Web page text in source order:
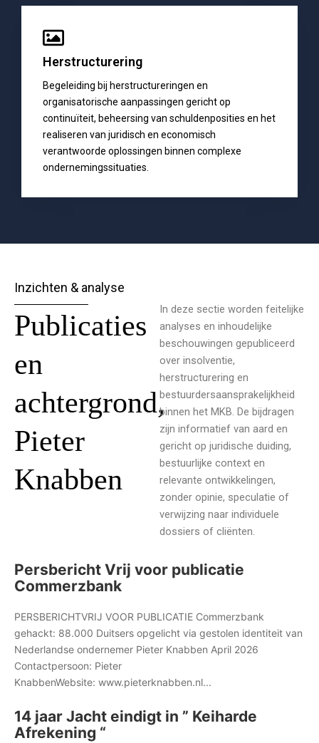
Herstructurering
Begeleiding bij herstructureringen en
organisatorische aanpassingen gericht op
continuïteit, beheersing van schuldenposities en het
realiseren van juridisch en economisch
verantwoorde oplossingen binnen complexe
ondernemingssituaties.
Inzichten & analyse
Publicaties
en
achtergrond,
Pieter
Knabben
In deze sectie worden feitelijke
analyses en inhoudelijke
beschouwingen gepubliceerd
over insolventie,
herstructurering en
bestuurdersaansprakelijkheid
binnen het MKB. De bijdragen
zijn informatief van aard en
gericht op juridische duiding,
bestuurlijke context en
relevante ontwikkelingen,
zonder opinie, speculatie of
verwijzing naar individuele
dossiers of cliënten.
Persbericht Vrij voor publicatie
Commerzbank
PERSBERICHTVRIJ VOOR PUBLICATIE Commerzbank
gehackt: 88.000 Duitsers opgelicht via gestolen identiteit van
Nederlandse ondernemer Pieter Knabben April 2026
Contactpersoon: Pieter
KnabbenWebsite: www.pieterknabben.nl...
14 jaar Jacht eindigt in ” Keiharde
Afrekening “